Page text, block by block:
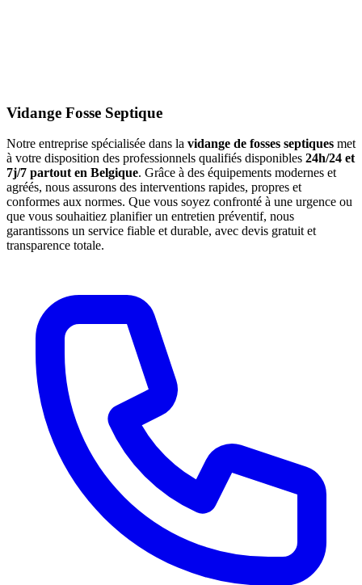
Vidange Fosse Septique
Notre entreprise spécialisée dans la vidange de fosses septiques met
à votre disposition des professionnels qualifiés disponibles 24h/24 et
7j/7 partout en Belgique. Grâce à des équipements modernes et
agréés, nous assurons des interventions rapides, propres et
conformes aux normes. Que vous soyez confronté à une urgence ou
que vous souhaitiez planifier un entretien préventif, nous
garantissons un service fiable et durable, avec devis gratuit et
transparence totale.